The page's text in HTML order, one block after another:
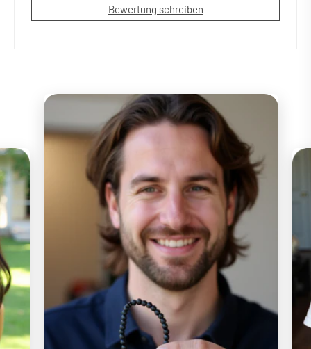
Bewertung schreiben